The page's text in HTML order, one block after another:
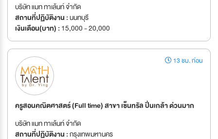
บริษัท แมท ทาเล้นท์ จำกัด
สถานที่ปฏิบัติงาน :นนทบุรี
เงินเดือน(บาท) : 15,000 - 20,000
13 ชม. ก่อน
ครูสอนคณิตศาสตร์ (Full time) สาขา เซ็นทรัล ปิ่นเกล้า ด่วนมาก
บริษัท แมท ทาเล้นท์ จำกัด
สถานที่ปฏิบัติงาน :กรุงเทพมหานคร